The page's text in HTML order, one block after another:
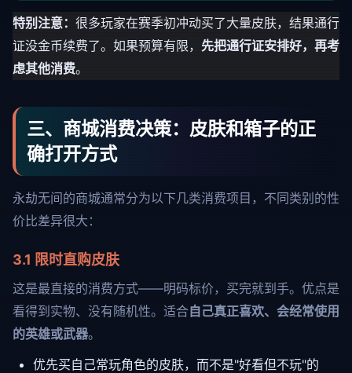
特别注意： 很多玩家在赛季初冲动买了大量皮肤，结果通行
证没金币续费了。如果预算有限， 先把通行证安排好，再考
虑其他消费。
三、商城消费决策：皮肤和箱子的正
确打开方式
永劫无间的商城通常分为以下几类消费项目，不同类别的性
价比差异很大：
3.1 限时直购皮肤
这是最直接的消费方式——明码标价，买完就到手。优点是
看得到实物、没有随机性。适合自己真正喜欢、会经常使用
的英雄或武器。
优先买自己常玩角色的皮肤，而不是"好看但不玩"的